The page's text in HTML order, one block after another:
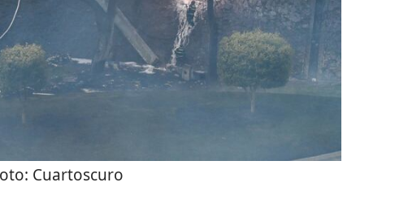
Cuartoscuro